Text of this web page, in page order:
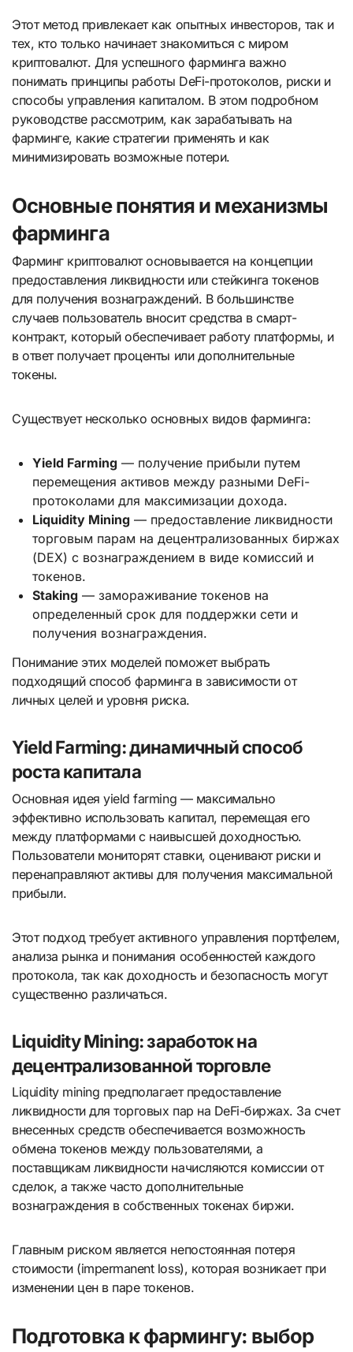
Этот метод привлекает как опытных инвесторов, так и
тех, кто только начинает знакомиться с миром
криптовалют. Для успешного фарминга важно
понимать принципы работы DeFi-протоколов, риски и
способы управления капиталом. В этом подробном
руководстве рассмотрим, как зарабатывать на
фарминге, какие стратегии применять и как
минимизировать возможные потери.
Основные понятия и механизмы
фарминга
Фарминг криптовалют основывается на концепции
предоставления ликвидности или стейкинга токенов
для получения вознаграждений. В большинстве
случаев пользователь вносит средства в смарт-
контракт, который обеспечивает работу платформы, и
в ответ получает проценты или дополнительные
токены.
Существует несколько основных видов фарминга:
Yield Farming— получение прибыли путем
перемещения активов между разными DeFi-
протоколами для максимизации дохода.
Liquidity Mining— предоставление ликвидности
торговым парам на децентрализованных биржах
(DEX) с вознаграждением в виде комиссий и
токенов.
Staking— замораживание токенов на
определенный срок для поддержки сети и
получения вознаграждения.
Понимание этих моделей поможет выбрать
подходящий способ фарминга в зависимости от
личных целей и уровня риска.
Yield Farming: динамичный способ
роста капитала
Основная идея yield farming — максимально
эффективно использовать капитал, перемещая его
между платформами с наивысшей доходностью.
Пользователи мониторят ставки, оценивают риски и
перенаправляют активы для получения максимальной
прибыли.
Этот подход требует активного управления портфелем,
анализа рынка и понимания особенностей каждого
протокола, так как доходность и безопасность могут
существенно различаться.
Liquidity Mining: заработок на
децентрализованной торговле
Liquidity mining предполагает предоставление
ликвидности для торговых пар на DeFi-биржах. За счет
внесенных средств обеспечивается возможность
обмена токенов между пользователями, а
поставщикам ликвидности начисляются комиссии от
сделок, а также часто дополнительные
вознаграждения в собственных токенах биржи.
Главным риском является непостоянная потеря
стоимости (impermanent loss), которая возникает при
изменении цен в паре токенов.
Подготовка к фармингу: выбор